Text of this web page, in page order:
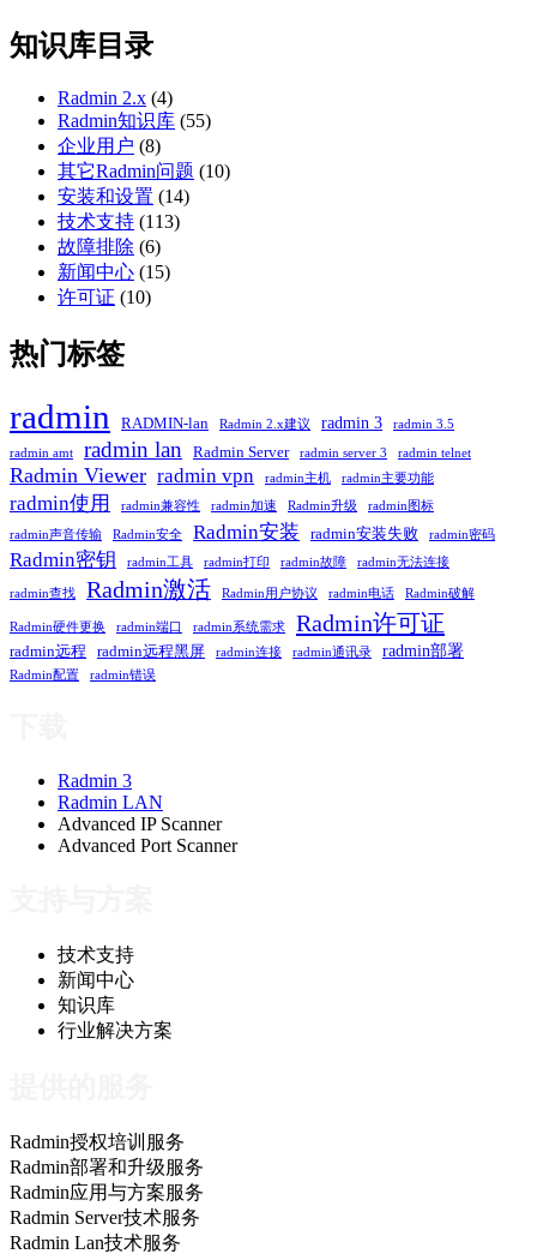
知识库目录
Radmin 2.x (4)
Radmin知识库 (55)
企业用户 (8)
其它Radmin问题 (10)
安装和设置 (14)
技术支持 (113)
故障排除 (6)
新闻中心 (15)
许可证 (10)
热门标签
radmin RADMIN-lan Radmin 2.x建议 radmin 3 radmin 3.5
radmin amt radmin lan Radmin Server radmin server 3 radmin telnet
Radmin Viewer radmin vpn radmin主机 radmin主要功能
radmin使用 radmin兼容性 radmin加速 Radmin升级 radmin图标
radmin声音传输 Radmin安全 Radmin安装 radmin安装失败 radmin密码
Radmin密钥 radmin工具 radmin打印 radmin故障 radmin无法连接
radmin查找 Radmin激活 Radmin用户协议 radmin电话 Radmin破解
Radmin硬件更换 radmin端口 radmin系统需求 Radmin许可证
radmin远程 radmin远程黑屏 radmin连接 radmin通讯录 radmin部署
Radmin配置 radmin错误
Radmin 3
Radmin LAN
Advanced IP Scanner
Advanced Port Scanner
技术支持
新闻中心
知识库
行业解决方案
Radmin授权培训服务
Radmin部署和升级服务
Radmin应用与方案服务
Radmin Server技术服务
Radmin Lan技术服务